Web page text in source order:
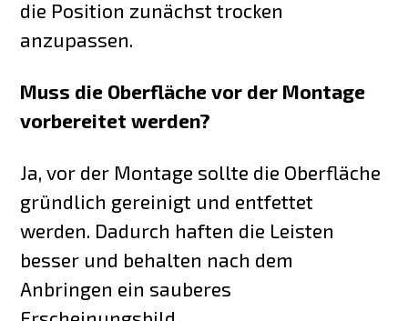
die Position zunächst trocken
anzupassen.
Muss die Oberfläche vor der Montage
vorbereitet werden?
Ja, vor der Montage sollte die Oberfläche
gründlich gereinigt und entfettet
werden. Dadurch haften die Leisten
besser und behalten nach dem
Anbringen ein sauberes